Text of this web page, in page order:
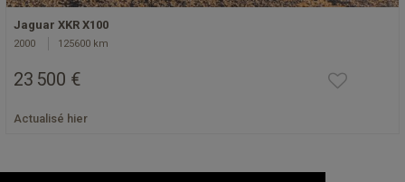
Jaguar XKR X100
2000 125600 km
23 500 €
Actualisé hier